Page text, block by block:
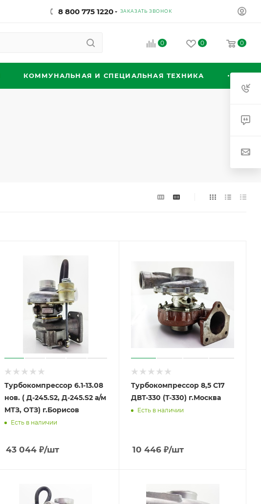
8 800 775 1220 ЗАКАЗАТЬ ЗВОНОК
0 0 0
КОММУНАЛЬНАЯ И СПЕЦИАЛЬНАЯ ТЕХНИКА
Турбокомпрессор 6.1-13.08
нов. ( Д-245.S2, Д-245.S2 а/м
МТЗ, ОТЗ) г.Борисов
Есть в наличии
43 044₽/шт
Турбокомпрессор 8,5 С17
ДВТ-330 (Т-330) г.Москва
Есть в наличии
10 446 ₽/шт